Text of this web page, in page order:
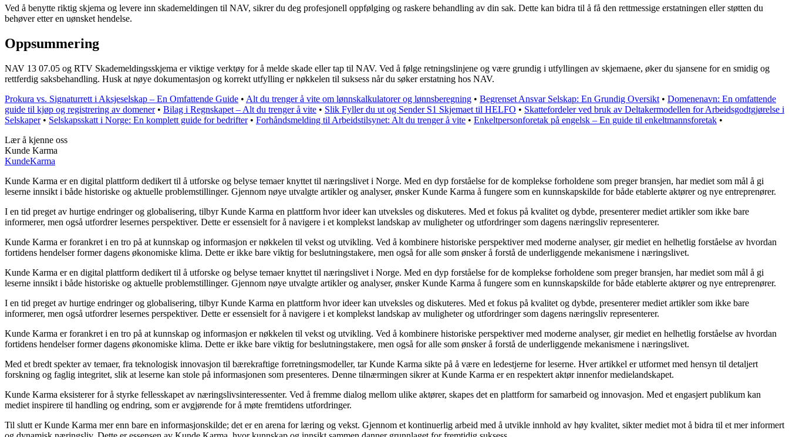
Ved å benytte riktig skjema og levere inn skademeldingen til NAV, sikrer du deg profesjonell oppfølging og raskere behandling av din sak. Dette kan bidra til å få den rettmessige erstatningen eller støtten du
behøver etter en uønsket hendelse.
Oppsummering
NAV 13 07.05 og RTV Skademeldingsskjema er viktige verktøy for å melde skade eller tap til NAV. Ved å følge retningslinjene og være grundig i utfyllingen av skjemaene, øker du sjansene for en smidig og
rettferdig saksbehandling. Husk at nøye dokumentasjon og korrekt utfylling er nøkkelen til suksess når du søker erstatning hos NAV.
Prokura vs. Signaturrett i Aksjeselskap – En Omfattende Guide • Alt du trenger å vite om lønnskalkulatorer og lønnsberegning • Begrenset Ansvar Selskap: En Grundig Oversikt • Domenenavn: En omfattende
guide til kjøp og registrering av domener• Bilag i Regnskapet – Alt du trenger å vite • Slik Fyller du ut og Sender S1 Skjemaet til HELFO • Skattefordeler ved bruk av Deltakermodellen for Arbeidsgodtgjørelse i
Selskaper• Selskapsskatt i Norge: En komplett guide for bedrifter• Forhåndsmelding til Arbeidstilsynet: Alt du trenger å vite • Enkeltpersonforetak på engelsk – En guide til enkeltmannsforetak •
Lær å kjenne oss
Kunde Karma
KundeKarma
Kunde Karma er en digital plattform dedikert til å utforske og belyse temaer knyttet til næringslivet i Norge. Med en dyp forståelse for de komplekse forholdene som preger bransjen, har mediet som mål å gi
leserne innsikt i både historiske og aktuelle problemstillinger. Gjennom nøye utvalgte artikler og analyser, ønsker Kunde Karma å fungere som en kunnskapskilde for både etablerte aktører og nye entreprenører.
I en tid preget av hurtige endringer og globalisering, tilbyr Kunde Karma en plattform hvor ideer kan utveksles og diskuteres. Med et fokus på kvalitet og dybde, presenterer mediet artikler som ikke bare
informerer, men også utfordrer lesernes perspektiver. Dette er essensielt for å navigere i et komplekst landskap av muligheter og utfordringer som dagens næringsliv representerer.
Kunde Karma er forankret i en tro på at kunnskap og informasjon er nøkkelen til vekst og utvikling. Ved å kombinere historiske perspektiver med moderne analyser, gir mediet en helhetlig forståelse av hvordan
fortidens hendelser former dagens økonomiske klima. Dette er ikke bare viktig for beslutningstakere, men også for alle som ønsker å forstå de underliggende mekanismene i næringslivet.
Kunde Karma er en digital plattform dedikert til å utforske og belyse temaer knyttet til næringslivet i Norge. Med en dyp forståelse for de komplekse forholdene som preger bransjen, har mediet som mål å gi
leserne innsikt i både historiske og aktuelle problemstillinger. Gjennom nøye utvalgte artikler og analyser, ønsker Kunde Karma å fungere som en kunnskapskilde for både etablerte aktører og nye entreprenører.
I en tid preget av hurtige endringer og globalisering, tilbyr Kunde Karma en plattform hvor ideer kan utveksles og diskuteres. Med et fokus på kvalitet og dybde, presenterer mediet artikler som ikke bare
informerer, men også utfordrer lesernes perspektiver. Dette er essensielt for å navigere i et komplekst landskap av muligheter og utfordringer som dagens næringsliv representerer.
Kunde Karma er forankret i en tro på at kunnskap og informasjon er nøkkelen til vekst og utvikling. Ved å kombinere historiske perspektiver med moderne analyser, gir mediet en helhetlig forståelse av hvordan
fortidens hendelser former dagens økonomiske klima. Dette er ikke bare viktig for beslutningstakere, men også for alle som ønsker å forstå de underliggende mekanismene i næringslivet.
Med et bredt spekter av temaer, fra teknologisk innovasjon til bærekraftige forretningsmodeller, tar Kunde Karma sikte på å være en ledestjerne for leserne. Hver artikkel er utformet med hensyn til detaljert
forskning og faglig integritet, slik at leserne kan stole på informasjonen som presenteres. Denne tilnærmingen sikrer at Kunde Karma er en respektert aktør innenfor medielandskapet.
Kunde Karma eksisterer for å styrke fellesskapet av næringslivsinteressenter. Ved å fremme dialog mellom ulike aktører, skapes det en plattform for samarbeid og innovasjon. Med et engasjert publikum kan
mediet inspirere til handling og endring, som er avgjørende for å møte fremtidens utfordringer.
Til slutt er Kunde Karma mer enn bare en informasjonskilde; det er en arena for læring og vekst. Gjennom et kontinuerlig arbeid med å utvikle innhold av høy kvalitet, sikter mediet mot å bidra til et mer informert